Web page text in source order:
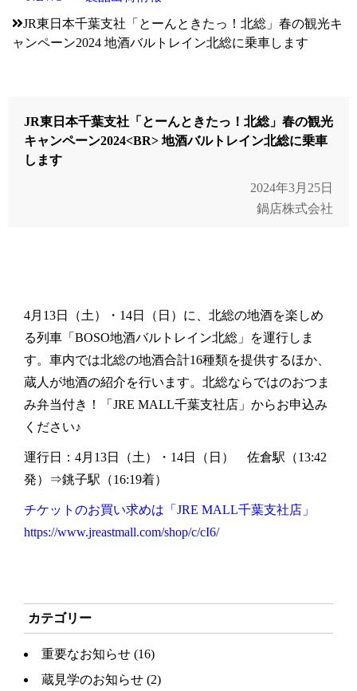
JR東日本千葉支社「とーんときたっ！北総」春の観光キ
ャンペーン2024 地酒バルトレイン北総に乗車します
カテゴリー
重要なお知らせ (16)
蔵見学のお知らせ (2)
JR東日本千葉支社「とーんときたっ！北総」春の観光
キャンペーン2024<BR> 地酒バルトレイン北総に乗車
します
2024年3月25日
鍋店株式会社
4月13日（土）・14日（日）に、北総の地酒を楽しめ
る列車「BOSO地酒バルトレイン北総」を運行しま
す。車内では北総の地酒合計16種類を提供するほか、
蔵人が地酒の紹介を行います。北総ならではのおつま
み弁当付き！「JRE MALL千葉支社店」からお申込み
ください♪
運行日：4月13日（土）・14日（日） 佐倉駅（13:42
発）⇒銚子駅（16:19着）
チケットのお買い求めは「JRE MALL千葉支社店」
https://www.jreastmall.com/shop/c/cI6/